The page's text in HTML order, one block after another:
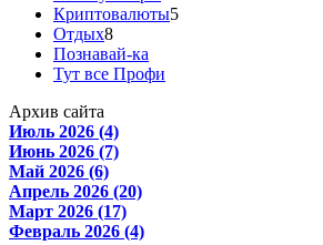
Криптовалюты5
Отдых8
Познавай-ка
Тут все Профи
Архив сайта
Июль 2026 (4)
Июнь 2026 (7)
Май 2026 (6)
Апрель 2026 (20)
Март 2026 (17)
Февраль 2026 (4)